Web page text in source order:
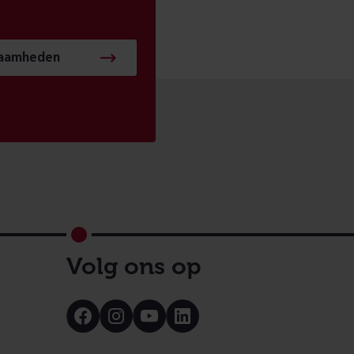
Volg ons op
Bezoek
onze
Bezoek
onze
Bezoek
onze
Bezoek
onze